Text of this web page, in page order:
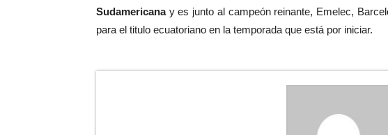
Sudamericanay es junto al campeón reinante, Emelec,
para el titulo ecuatoriano en la temporada que está por iniciar.